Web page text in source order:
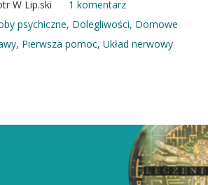
W Lip.ski
1 komentarz
psychiczne, Dolegliwości, Domowe
, Pierwsza pomoc, Układ nerwowy